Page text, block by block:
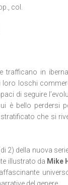
col.
trafficano in
loro loschi
di seguire
è bello perdersi
che si
2) della nuova
illustrato da Mike